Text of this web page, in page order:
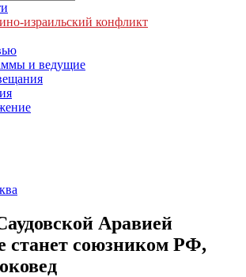
израильский конфликт
и ведущие
Аравией
станет союзником РФ,